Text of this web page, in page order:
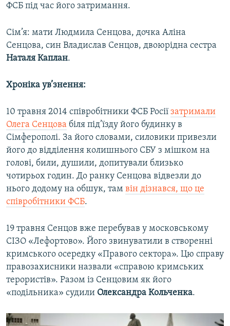
ФСБ під час його затримання.
Сім’я: мати Людмила Сенцова, дочка Аліна
Сенцова, син Владислав Сенцов, двоюрідна сестра
Наталя Каплан.
Хроніка ув’знення:
10 травня 2014 співробітники ФСБ Росії затримали
Олега Сенцова біля під’їзду його будинку в
Сімферополі. За його словами, силовики привезли
його до відділення колишнього СБУ з мішком на
голові, били, душили, допитували близько
чотирьох годин. До ранку Сенцова відвезли до
нього додому на обшук, там він дізнався, що це
співробітники ФСБ.
19 травня Сенцов вже перебував у московському
СІЗО «Лефортово». Його звинуватили в створенні
кримського осередку «Правого сектора». Цю справу
правозахисники назвали «справою кримських
терористів». Разом із Сенцовим як його
«подільника» судили Олександра Кольченка.